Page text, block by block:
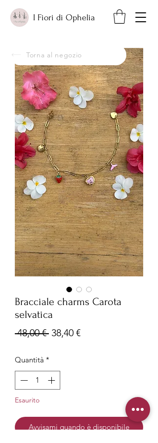
I Fiori di Ophelia
Bracciale charms Carota
selvatica
48,00 € Prezzo
38,40 €Prezzo
Quantità *
Esaurito
Avvisami quando è disponibile
Torna al negozio